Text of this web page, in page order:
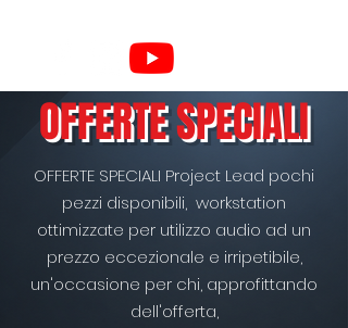
OFFERTE SPECIALI
OFFERTE SPECIALI Project Lead pochi
pezzi disponibili, workstation
ottimizzate per utilizzo audio ad un
prezzo eccezionale e irripetibile,
un'occasione per chi, approfittando
dell'offerta,